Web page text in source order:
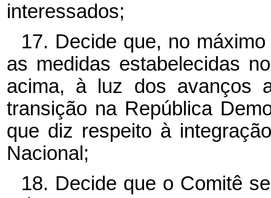
interessados;
17. Decide que, no
as medidas estabelecidas
acima, à luz dos avanços
transição na República
que diz respeito à
Nacional;
18. Decide que o Comitê